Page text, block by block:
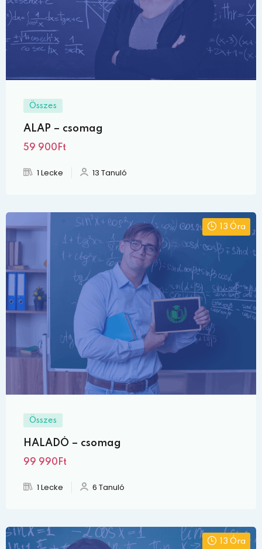
Összes
ALAP – csomag
59 900Ft
1 Lecke 13 Tanuló
13 Óra
Összes
HALADÓ – csomag
99 990Ft
1 Lecke 6 Tanuló
13 Óra